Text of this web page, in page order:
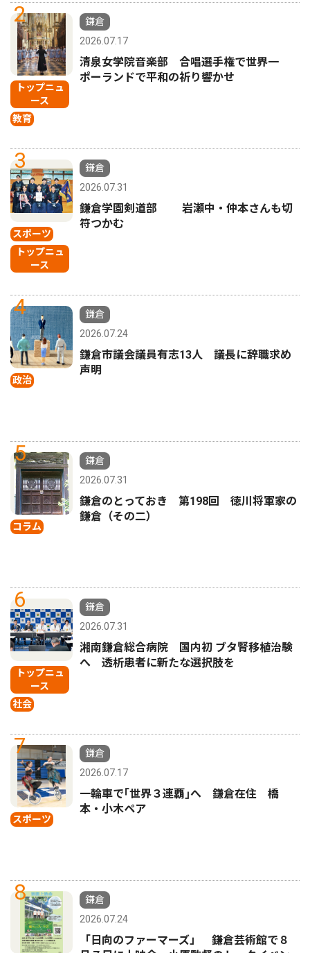
2
トップニュ
ース
教育
鎌倉
2026.07.17
清泉女学院音楽部 合唱選手権で世界一
ポーランドで平和の祈り響かせ
3
スポーツ
トップニュ
ース
鎌倉
2026.07.31
鎌倉学園剣道部 岩瀬中・仲本さんも切
符つかむ
4
政治
鎌倉
2026.07.24
鎌倉市議会議員有志13人 議長に辞職求め
声明
5
コラム
鎌倉
2026.07.31
鎌倉のとっておき 第198回 徳川将軍家の
鎌倉（その二）
6
トップニュ
ース
社会
鎌倉
2026.07.31
湘南鎌倉総合病院 国内初 ブタ腎移植治験
へ 透析患者に新たな選択肢を
7
スポーツ
鎌倉
2026.07.17
一輪車で｢世界３連覇｣へ 鎌倉在住 橋
本・小木ペア
8
鎌倉
2026.07.24
「日向のファーマーズ」 鎌倉芸術館で８